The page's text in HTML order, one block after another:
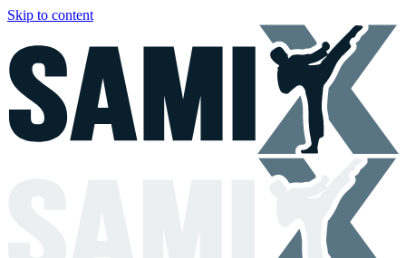
Skip to content